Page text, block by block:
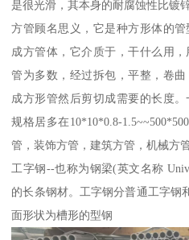
是很光滑，其本身的耐腐蚀性比镀
方管顾名思义，它是种方形体的
成方管体，它介质于，干什么用
管为多数，经过拆包，平整，卷
成方形管然后剪切成需要的长度
规格居多在10*10*0.8-
管，装饰方管，建筑方管，机械方管
工字钢--也称为钢梁(英文名称
的长条钢材。工字钢分普通工字钢
面形状为槽形的型钢